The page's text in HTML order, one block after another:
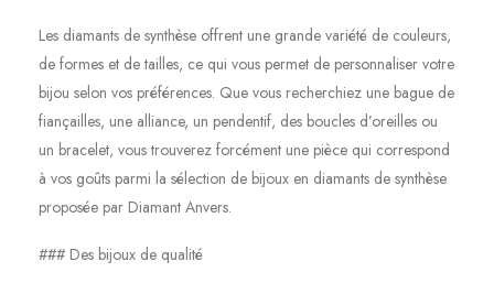
Les diamants de synthèse offrent une grande variété de couleurs,
de formes et de tailles, ce qui vous permet de personnaliser votre
bijou selon vos préférences. Que vous recherchiez une bague de
fiançailles, une alliance, un pendentif, des boucles d’oreilles ou
un bracelet, vous trouverez forcément une pièce qui correspond
à vos goûts parmi la sélection de bijoux en diamants de synthèse
proposée par Diamant Anvers.
### Des bijoux de qualité